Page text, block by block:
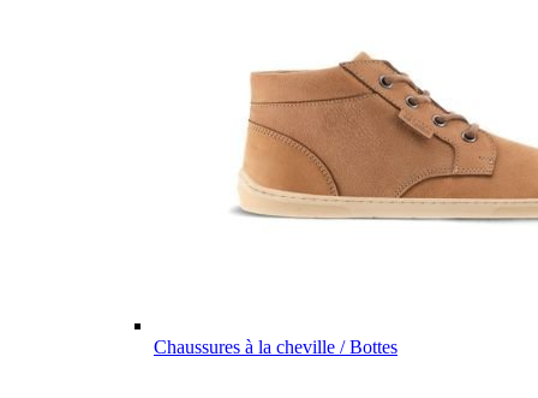
Chaussures à la cheville / Bottes